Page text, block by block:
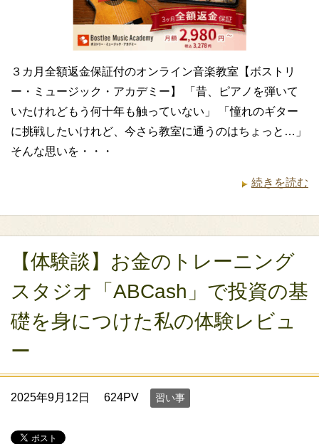
３カ月全額返金保証付のオンライン音楽教室【ボストリ
ー・ミュージック・アカデミー】 「昔、ピアノを弾いて
いたけれどもう何十年も触っていない」 「憧れのギター
に挑戦したいけれど、今さら教室に通うのはちょっと…」
そんな思いを・・・
続きを読む
【体験談】お金のトレーニング
スタジオ「ABCash」で投資の基
礎を身につけた私の体験レビュ
ー
2025年9月12日 624PV 習い事